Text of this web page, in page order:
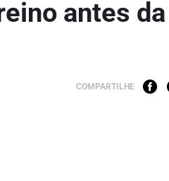
antes da
COMPARTILHE